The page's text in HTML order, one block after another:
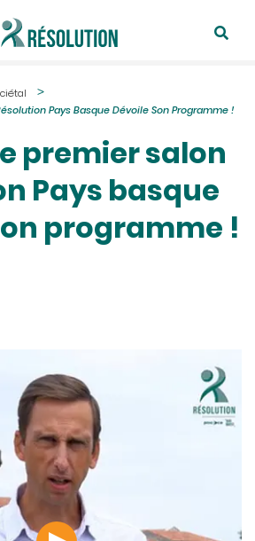
Pays Basque Dévoile Son Programme !
premier salon
Pays basque
programme !